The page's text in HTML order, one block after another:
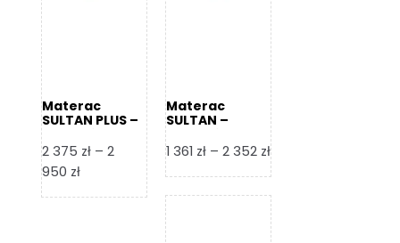
Materac
SULTAN PLUS –
2 375 zł – 2
950 złZakres
Materac
SULTAN –
1 361 zł – 2 352 złZakres
cen:
od
1
361 zł